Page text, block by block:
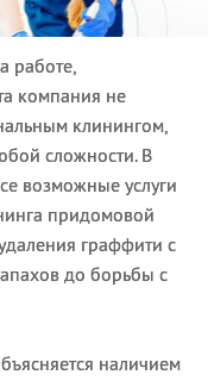
работе,
компания не
клинингом,
сложности. В
возможные услуги
придомовой
граффити с
до борьбы с
наличием